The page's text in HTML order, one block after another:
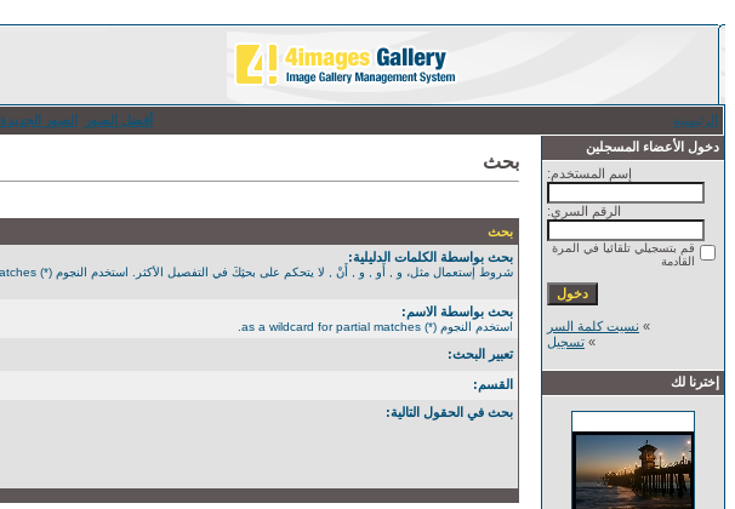
الرئيسية أفضل الصور
الصور الجديدة
دخول الأعضاء المسجلين
إسم المستخدم:
الرقم السري:
قم بتسجيلي تلقائيا في المرة
القادمة
» نسيت كلمة السر
» تسجيل
إخترنا لك
بحث
بحث
بحث بواسطة الكلمات الدليلية:
شروط إستعمال مثل، و , أَو , و , أَنْ , لا يتحكم على بحثِكَ في التفصيل الأكثر. استخدم النجوم (*) as a wildcard for partial matches.
بحث بواسطة الاسم:
استخدم النجوم (*) as a wildcard for partial matches.
تعبير البحث:
القسم:
بحث في الحقول التالية: